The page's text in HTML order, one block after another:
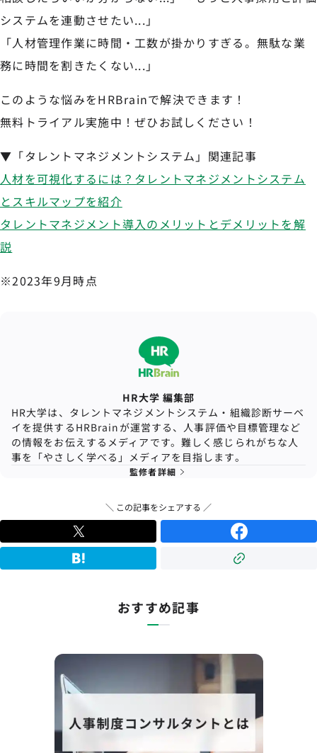
システムを連動させたい...」
「人材管理作業に時間・工数が掛かりすぎる。無駄な業
務に時間を割きたくない...」
このような悩みをHRBrainで解決できます！
無料トライアル実施中！ぜひお試しください！
▼「タレントマネジメントシステム」関連記事
人材を可視化するには？タレントマネジメントシステム
とスキルマップを紹介
タレントマネジメント導入のメリットとデメリットを解
説
※2023年9月時点
HR大学 編集部
HR大学は、タレントマネジメントシステム・組織診断サーベ
イを提供するHRBrainが運営する、人事評価や目標管理など
の情報をお伝えするメディアです。難しく感じられがちな人
事を「やさしく学べる」メディアを目指します。
監修者詳細
＼ この記事をシェアする ／
おすすめ記事